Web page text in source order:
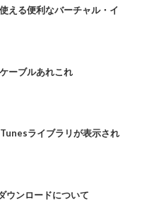
える便利なバーチャル・イ
ーブルあれこれ
ライブラリが表示され
ウンロードについて